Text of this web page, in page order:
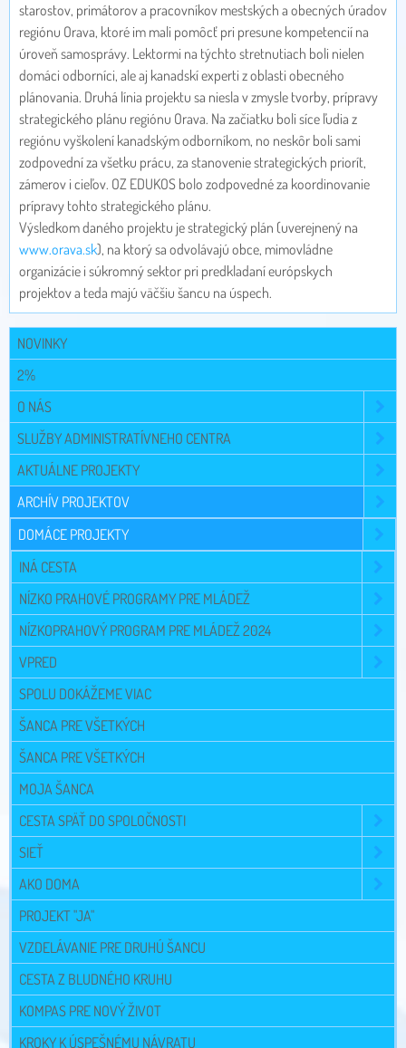
starostov, primátorov a pracovníkov mestských a obecných úradov
regiónu Orava, ktoré im mali pomôcť pri presune kompetencií na
úroveň samosprávy. Lektormi na týchto stretnutiach boli nielen
domáci odborníci, ale aj kanadskí experti z oblasti obecného
plánovania. Druhá línia projektu sa niesla v zmysle tvorby, prípravy
strategického plánu regiónu Orava. Na začiatku boli síce ľudia z
regiónu vyškolení kanadským odborníkom, no neskôr boli sami
zodpovední za všetku prácu, za stanovenie strategických priorít,
zámerov i cieľov. OZ EDUKOS bolo zodpovedné za koordinovanie
prípravy tohto strategického plánu.
Výsledkom daného projektu je strategický plán (uverejnený na
www.orava.sk), na ktorý sa odvolávajú obce, mimovládne
organizácie i súkromný sektor pri predkladaní európskych
projektov a teda majú väčšiu šancu na úspech.
NOVINKY
2%
O NÁS
SLUŽBY ADMINISTRATÍVNEHO CENTRA
AKTUÁLNE PROJEKTY
ARCHÍV PROJEKTOV
DOMÁCE PROJEKTY
INÁ CESTA
NÍZKO PRAHOVÉ PROGRAMY PRE MLÁDEŽ
NÍZKOPRAHOVÝ PROGRAM PRE MLÁDEŽ 2024
VPRED
SPOLU DOKÁŽEME VIAC
ŠANCA PRE VŠETKÝCH
ŠANCA PRE VŠETKÝCH
MOJA ŠANCA
CESTA SPÄŤ DO SPOLOČNOSTI
SIEŤ
AKO DOMA
PROJEKT "JA"
VZDELÁVANIE PRE DRUHÚ ŠANCU
CESTA Z BLUDNÉHO KRUHU
KOMPAS PRE NOVÝ ŽIVOT
KROKY K ÚSPEŠNÉMU NÁVRATU